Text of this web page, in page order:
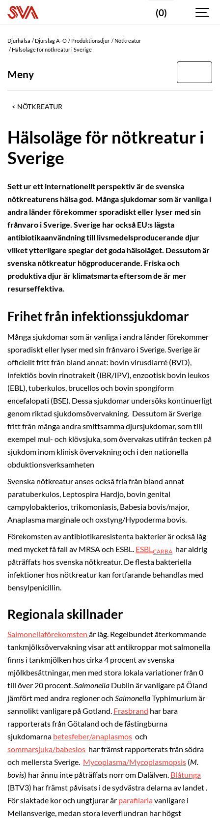
(0)
Djurhälsa Djurslag A–Ö Produktionsdjur
Nötkreatur
Hälsoläge för nötkreatur i Sverige
Meny
NÖTKREATUR
Hälsoläge för nötkreatur i
Sverige
Sett ur ett internationellt perspektiv är de svenska
nötkreaturens hälsa god. Många sjukdomar som är vanliga i
andra länder förekommer sporadiskt eller lyser med sin
frånvaro i Sverige. Sverige har också EU:s lägsta
antibiotikaanvändning till livsmedelsproducerande djur
vilket ytterligare speglar det goda hälsoläget. Dessutom är
svenska nötkreatur högproducerande. Friska och
produktiva djur är klimatsmarta eftersom de är mer
resurseffektiva.
Frihet från infektionssjukdomar
Många sjukdomar som är vanliga i andra länder förekommer
sporadiskt eller lyser med sin frånvaro i Sverige. Sverige är
officiellt fritt från bland annat: bovin virusdiarré (BVD),
infektiös bovin rinotrakeit (IBR/IPV), enzootisk bovin leukos
(EBL), tuberkulos, brucellos och bovin spongiform
encefalopati (BSE). Dessa sjukdomar undersöks kontinuerligt
genom riktad sjukdomsövervakning. Dessutom är Sverige
fritt från många andra smittsamma djursjukdomar, som till
exempel mul- och klövsjuka, som övervakas utifrån tecken på
sjukdom inom klinisk övervakning och i den nationella
obduktionsverksamheten
Svenska nötkreatur anses också fria från bland annat
paratuberkulos, Leptospira Hardjo, bovin genital
campylobakterios, trikomoniasis, Babesia bovis/major,
Anaplasma marginale och oxstyng/Hypoderma bovis.
Förekomsten av antibiotikaresistenta bakterier är också låg
med mycket få fall av MRSA och ESBL. ESBLCARBA har aldrig
påträffats hos svenska nötkreatur. De flesta bakteriella
infektioner hos nötkreatur kan fortfarande behandlas med
bensylpenicillin.
Regionala skillnader
Salmonellaförekomsten är låg. Regelbundet återkommande
tankmjölksövervakning visar att antikroppar mot salmonella
finns i tankmjölken hos cirka 4 procent av svenska
mjölkbesättningar, men med stora lokala variationer från 0
till över 20 procent.Salmonella Dublin är vanligare på Öland
jämfört med andra regioner och SalmonellaTyphimurium är
sannolikt vanligare på Gotland. Frasbrand har bara
rapporterats från Götaland och de fästingburna
sjukdomarna betesfeber/anaplasmos och
sommarsjuka/babesios har främst rapporterats från södra
och mellersta Sverige. Mycoplasma/Mycoplasmopsis (M.
bovis) har ännu inte påträffats norr om Dalälven. Blåtunga
(BTV3) har främst påvisats i de sydvästra delarna av landet .
För slaktade kor och ungtjurar är parafilariavanligare i
Mellansverige, medan stora leverflundran har högst